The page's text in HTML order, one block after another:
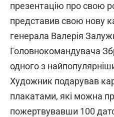
презентацію про свою
представив свою нову
генерала Валерія
Головнокомандувача
одного з
Художник подарував
плакатами, які можна
пожертвувавши 100